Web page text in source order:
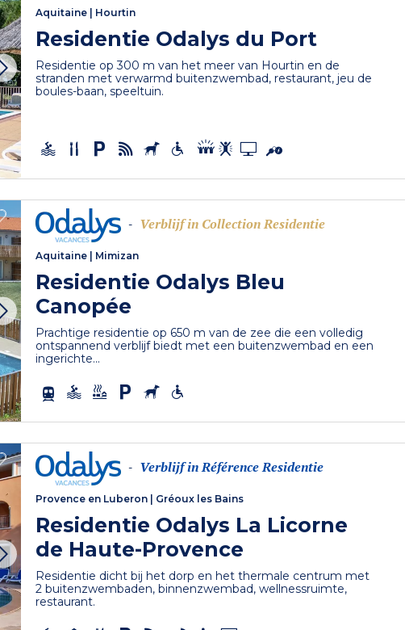
Aquitaine Hourtin
Residentie Odalys du Port
Residentie op 300 m van het meer van Hourtin en de
stranden met verwarmd buitenzwembad, restaurant, jeu de
boules-baan, speeltuin.
- Verblijf in Collection Residentie
Aquitaine Mimizan
Residentie Odalys Bleu
Canopée
Prachtige residentie op 650 m van de zee die een volledig
ontspannend verblijf biedt met een buitenzwembad en een
ingerichte...
- Verblijf in Référence Residentie
Provence en Luberon Gréoux les Bains
Residentie Odalys La Licorne
de Haute-Provence
Residentie dicht bij het dorp en het thermale centrum met
2 buitenzwembaden, binnenzwembad, wellnessruimte,
restaurant.